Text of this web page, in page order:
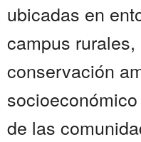
ubicadas en
campus
conservación
de las